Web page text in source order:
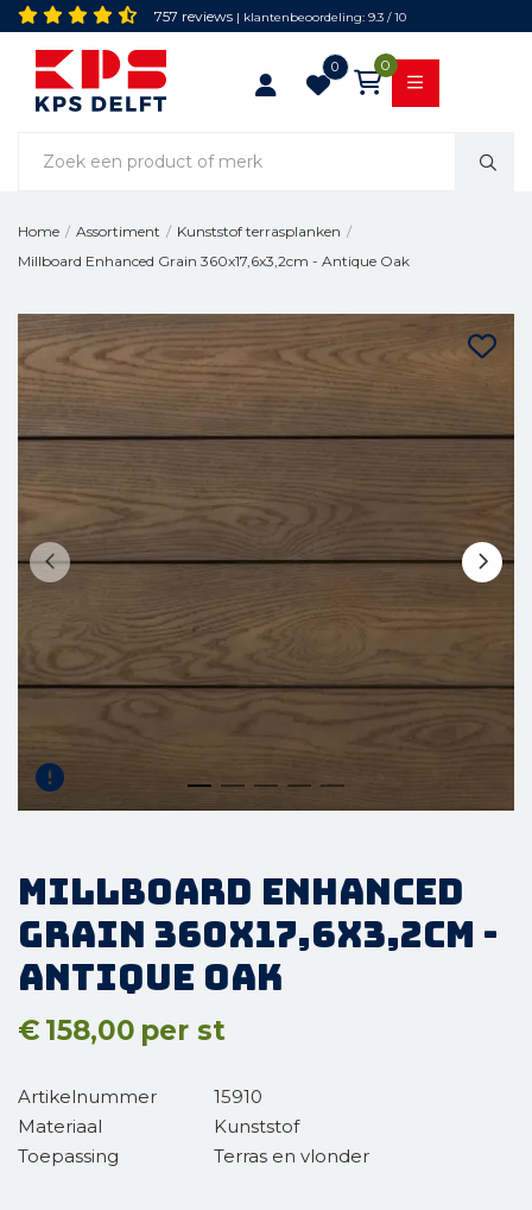
757 reviews | klantenbeoordeling: 9.3 / 10
0 0
Home / Assortiment / Kunststof terrasplanken /
Millboard Enhanced Grain 360x17,6x3,2cm - Antique Oak
Millboard Enhanced
Grain 360x17,6x3,2cm -
Antique Oak
€ 158,00 per st
Artikelnummer
15910
Materiaal
Kunststof
Toepassing
Terras en vlonder